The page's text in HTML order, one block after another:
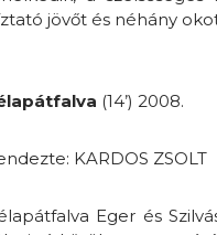
jövőt és néhány
(14’) 2008.
KARDOS ZSOLT
Eger és